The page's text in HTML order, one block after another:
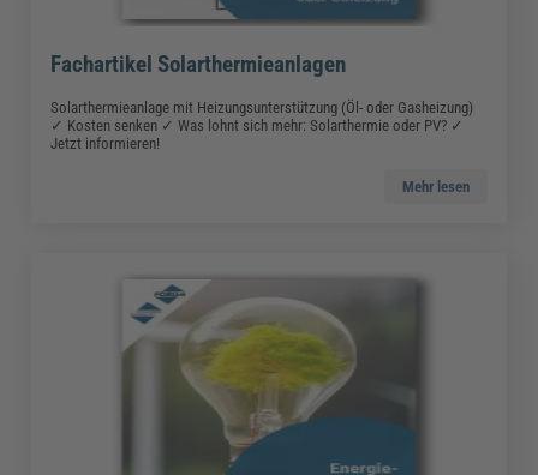
Fachartikel Solarthermieanlagen
Solarthermieanlage mit Heizungsunterstützung (Öl- oder Gasheizung)
✓ Kosten senken ✓ Was lohnt sich mehr: Solarthermie oder PV? ✓
Jetzt informieren!
Mehr lesen